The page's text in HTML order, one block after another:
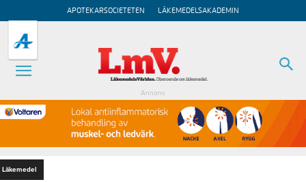
APOTEKARSOCIETETEN LÄKEMEDELSAKADEMIN
Annons
Läkemedel